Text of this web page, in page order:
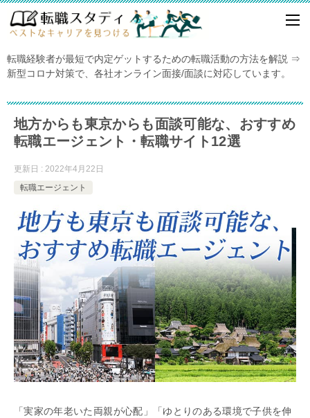
転職経験者が最短で内定ゲットするための転職活動の方法を解説 ⇒
新型コロナ対策で、各社オンライン面接/面談に対応しています。
地方からも東京からも面談可能な、おすすめ
転職エージェント・転職サイト12選
更新日 : 2022年4月22日
転職エージェント
「実家の年老いた両親が心配」「ゆとりのある環境で子供を伸